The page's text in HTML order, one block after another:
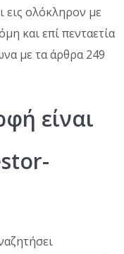
εις ολόκληρον με
και επί πενταετία
με τα άρθρα 249
είναι